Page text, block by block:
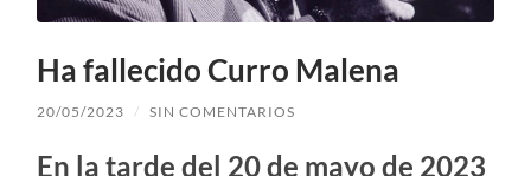
Ha fallecido Curro Malena
20/05/2023 / SIN COMENTARIOS
En la tarde del 20 de mayo de 2023